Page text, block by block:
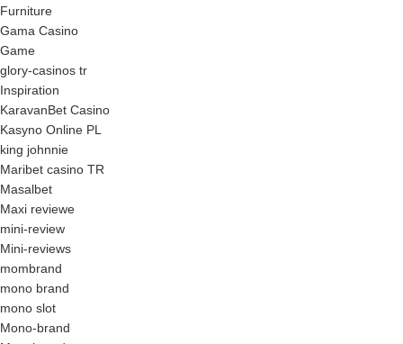
Furniture
Gama Casino
Game
glory-casinos tr
Inspiration
KaravanBet Casino
Kasyno Online PL
king johnnie
Maribet casino TR
Masalbet
Maxi reviewe
mini-review
Mini-reviews
mombrand
mono brand
mono slot
Mono-brand